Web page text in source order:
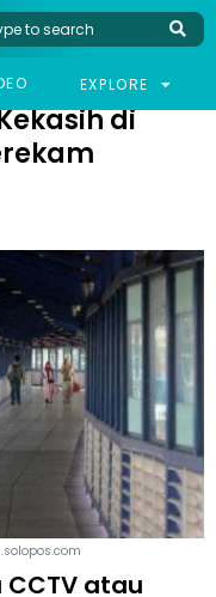
EXPLORE
SKYBRIDGE TIRTONADI
di
atau